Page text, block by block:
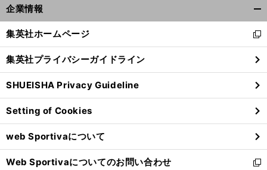
企業情報
閉
る
集英社ホームページ
新
し
い
ウ
ィ
ン
ド
ウ
で
開
く
集英社プライバシーガイドライン
SHUEISHA Privacy Guideline
Setting of Cookies
web Sportivaについて
Web Sportivaについてのお問い合わせ
新